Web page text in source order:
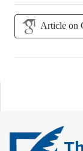
Article on